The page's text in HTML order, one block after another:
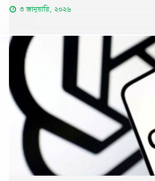
৩ জানুয়ারি, ২০২৬